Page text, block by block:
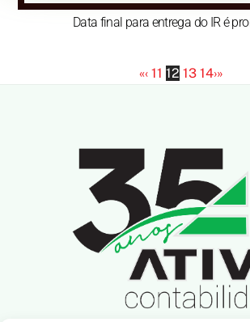
Data final para entrega do IR é
«‹ 11 12 13 14›»